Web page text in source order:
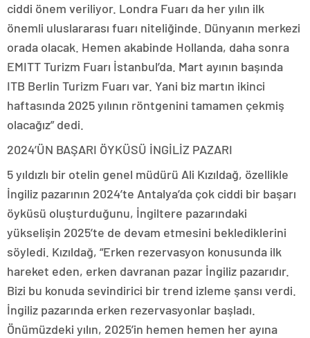
ciddi önem veriliyor. Londra Fuarı da her yılın ilk
önemli uluslararası fuarı niteliğinde. Dünyanın merkezi
orada olacak. Hemen akabinde Hollanda, daha sonra
EMITT Turizm Fuarı İstanbul’da. Mart ayının başında
ITB Berlin Turizm Fuarı var. Yani biz martın ikinci
haftasında 2025 yılının röntgenini tamamen çekmiş
olacağız” dedi.
2024’ÜN BAŞARI ÖYKÜSÜ İNGİLİZ PAZARI
5 yıldızlı bir otelin genel müdürü Ali Kızıldağ, özellikle
İngiliz pazarının 2024’te Antalya’da çok ciddi bir başarı
öyküsü oluşturduğunu, İngiltere pazarındaki
yükselişin 2025’te de devam etmesini beklediklerini
söyledi. Kızıldağ, “Erken rezervasyon konusunda ilk
hareket eden, erken davranan pazar İngiliz pazarıdır.
Bizi bu konuda sevindirici bir trend izleme şansı verdi.
İngiliz pazarında erken rezervasyonlar başladı.
Önümüzdeki yılın, 2025’in hemen hemen her ayına